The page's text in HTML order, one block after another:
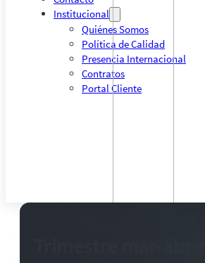
Institucional
Quiénes Somos
Política de Calidad
Presencia Internacional
Contratos
Portal Cliente